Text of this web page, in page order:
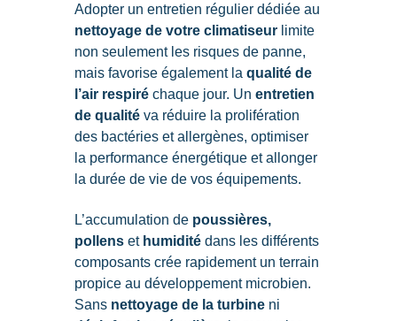
Adopter un entretien régulier dédiée au
nettoyage de votre climatiseur limite
non seulement les risques de panne,
mais favorise également la qualité de
l’air respiré chaque jour. Un entretien
de qualité va réduire la prolifération
des bactéries et allergènes, optimiser
la performance énergétique et allonger
la durée de vie de vos équipements.
L’accumulation de poussières,
pollens et humidité dans les différents
composants crée rapidement un terrain
propice au développement microbien.
Sans nettoyage de la turbine ni